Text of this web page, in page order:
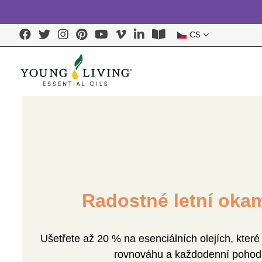
CS
Radostné letní
Ušetřete až 20 % na esenciálních olejích,
rovnováhu a každodenní